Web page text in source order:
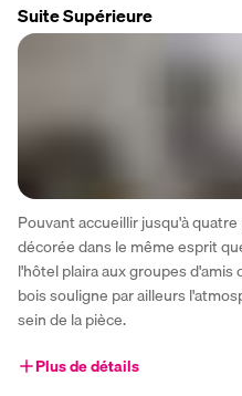
Suite Supérieure
Pouvant accueillir jusqu'à
décorée dans le même esprit
l'hôtel plaira aux groupes
bois souligne par ailleurs
sein de la pièce.
Plus de détails